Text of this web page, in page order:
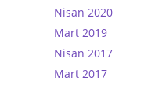
Nisan 2020
Mart 2019
Nisan 2017
Mart 2017